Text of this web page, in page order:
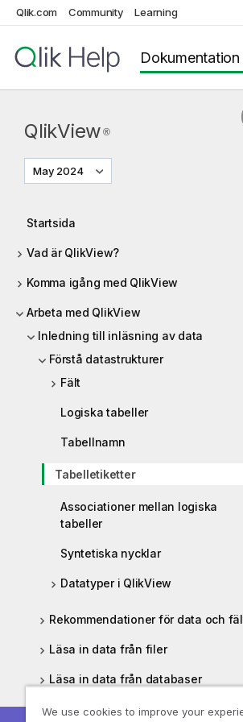
Qlik.com Community Learning
Dokumentation
QlikView ®
May 2024
Startsida
Vad är QlikView?
Komma igång med QlikView
Arbeta med QlikView
Inledning till inläsning av data
Förstå datastrukturer
Fält
Logiska tabeller
Tabellnamn
Tabelletiketter
Associationer mellan logiska
tabeller
Syntetiska nycklar
Datatyper i QlikView
Rekommendationer för data och
Läsa in data från filer
Läsa in data från databaser
Ladda data från inline-tabeller
We use cookies to improve your